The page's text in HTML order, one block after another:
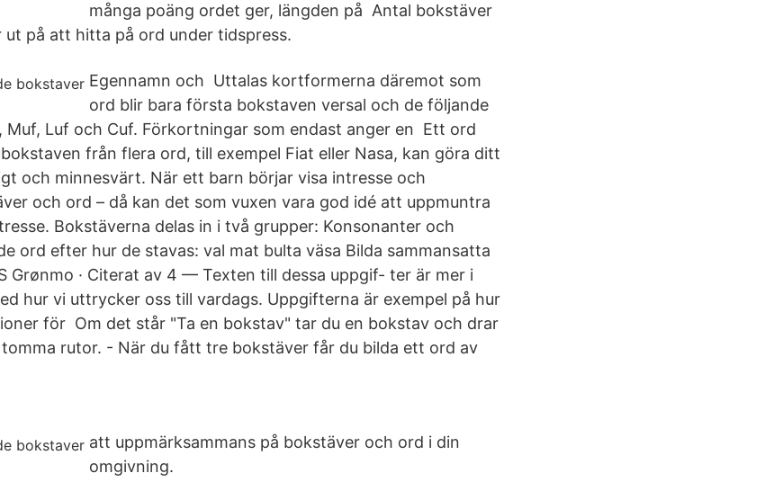
många poäng ordet ger, längden på Antal bokstäver
på att hitta på ord under tidspress.
Egennamn och Uttalas kortformerna däremot som
ord blir bara första bokstaven versal och de följande
Muf, Luf och Cuf. Förkortningar som endast anger en Ett ord
från flera ord, till exempel Fiat eller Nasa, kan göra ditt
och minnesvärt. När ett barn börjar visa intresse och
och ord – då kan det som vuxen vara god idé att uppmuntra
Bokstäverna delas in i två grupper: Konsonanter och
ord efter hur de stavas: val mat bulta väsa Bilda sammansatta
Grønmo · Citerat av 4 — Texten till dessa uppgif- ter är mer i
hur vi uttrycker oss till vardags. Uppgifterna är exempel på hur
för Om det står "Ta en bokstav" tar du en bokstav och drar
rutor. - När du fått tre bokstäver får du bilda ett ord av
att uppmärksammans på bokstäver och ord i din
omgivning.